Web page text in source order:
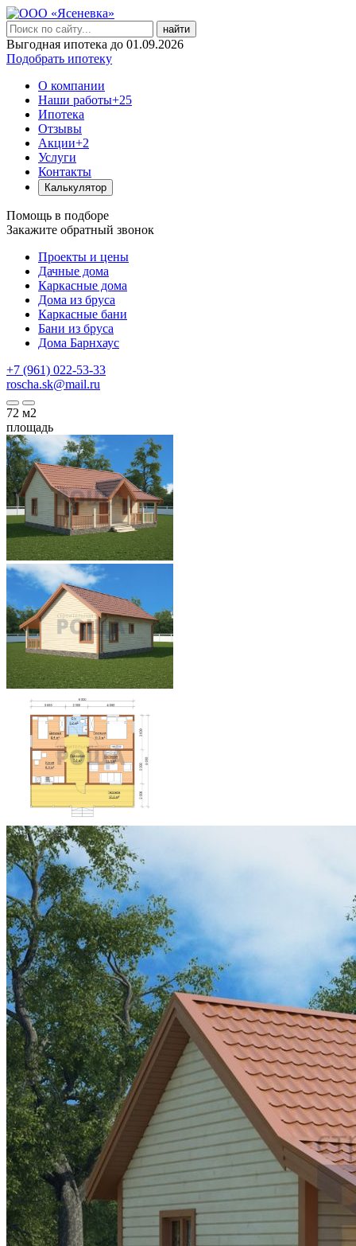
найти
Выгодная ипотека до 01.09.2026
Подобрать ипотеку
О компании
Наши работы+25
Ипотека
Отзывы
Акции+2
Услуги
Контакты
Калькулятор
Помощь в подборе
Закажите обратный звонок
Проекты и цены
Дачные дома
Каркасные дома
Дома из бруса
Каркасные бани
Бани из бруса
Дома Барнхаус
+7 (961) 022-53-33
roscha.sk@mail.ru
72 м2
площадь